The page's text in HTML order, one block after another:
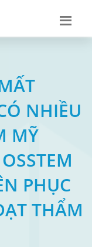
NHIỀU
MỸ
PHỤC
THẨM